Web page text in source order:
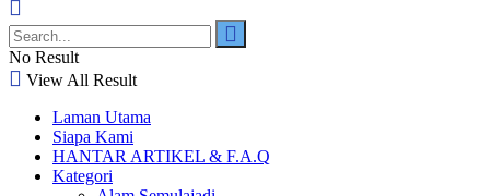
No Result
View All Result
Laman Utama
Siapa Kami
HANTAR ARTIKEL & F.A.Q
Kategori